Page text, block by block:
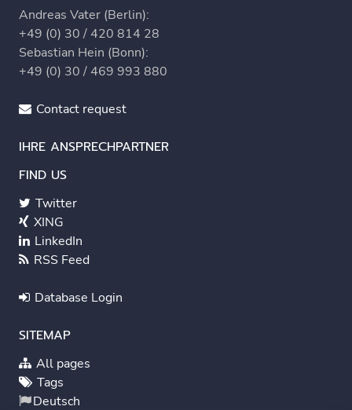
Andreas Vater (Berlin):
+49 (0) 30 / 420 814 28
Sebastian Hein (Bonn):
+49 (0) 30 / 469 993 880
Contact request
IHRE ANSPRECHPARTNER
FIND US
Twitter
XING
LinkedIn
RSS Feed
Database Login
SITEMAP
All pages
Tags
Deutsch